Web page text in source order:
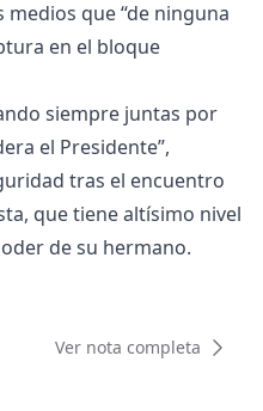
medios que “de ninguna
en el bloque
siempre juntas por
el Presidente”,
tras el encuentro
que tiene altísimo nivel
de su hermano.
Ver nota completa